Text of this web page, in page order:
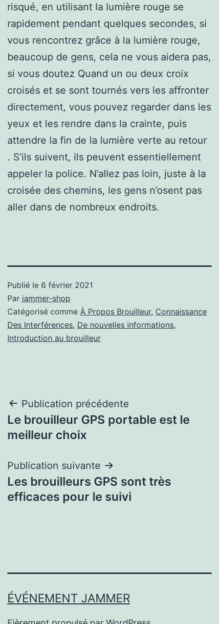
risqué, en utilisant la lumière rouge se
rapidement pendant quelques secondes, si
vous rencontrez grâce à la lumière rouge,
beaucoup de gens, cela ne vous aidera pas,
si vous doutez Quand un ou deux croix
croisés et se sont tournés vers les affronter
directement, vous pouvez regarder dans les
yeux et les rendre dans la crainte, puis
attendre la fin de la lumière verte au retour
. S’ils suivent, ils peuvent essentiellement
appeler la police. N’allez pas loin, juste à la
croisée des chemins, les gens n’osent pas
aller dans de nombreux endroits.
Publié le 6 février 2021
Par jammer-shop
Catégorisé comme À Propos Brouilleur, Connaissance
Des Interférences, De nouvelles informations,
Introduction au brouilleur
Navigation
de
Publication précédente
Le brouilleur GPS portable est le
meilleur choix
Publication suivante
Les brouilleurs GPS sont très
efficaces pour le suivi
ÉVÉNEMENT JAMMER